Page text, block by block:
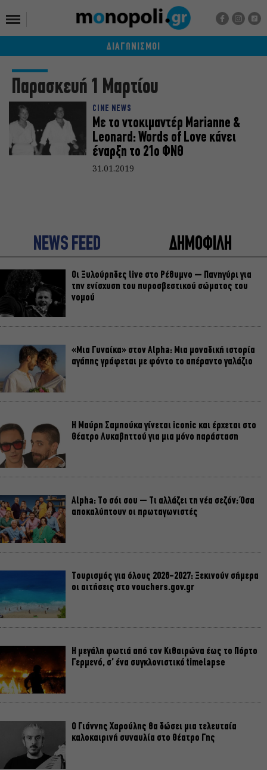
ΔΙΑΓΩΝΙΣΜΟΙ
Παρασκευή 1 Μαρτίου
CINE NEWS
Με το ντοκιμαντέρ Marianne &
Leonard: Words of Love κάνει
έναρξη το 21ο ΦΝΘ
31.01.2019
NEWS FEED ΔΗΜΟΦΙΛΗ
Οι Ξυλούρηδες live στο Ρέθυμνο – Πανηγύρι για
την ενίσχυση του πυροσβεστικού σώματος του
νομού
«Μια Γυναίκα» στον Alpha: Μια μοναδική ιστορία
αγάπης γράφεται με φόντο το απέραντο γαλάζιο
Η Μαύρη Σαμπούκα γίνεται iconic και έρχεται στο
Θέατρο Λυκαβηττού για μια μόνο παράσταση
Alpha: Το σόι σου – Τι αλλάζει τη νέα σεζόν; Όσα
αποκαλύπτουν οι πρωταγωνιστές
Τουρισμός για όλους 2026-2027: Ξεκινούν σήμερα
οι αιτήσεις στο vouchers.gov.gr
Η μεγάλη φωτιά από τον Κιθαιρώνα έως το Πόρτο
Γερμενό, σ’ ένα συγκλονιστικό timelapse
Ο Γιάννης Χαρούλης θα δώσει μια τελευταία
καλοκαιρινή συναυλία στο Θέατρο Γης